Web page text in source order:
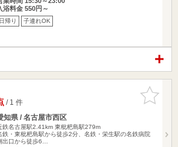
浴料金 550円～
日帰り 子連れOK
お気に入
りに追加
/ 1 件
知県 / 名古屋市西区
鉄名古屋駅2.41km 東枇杷島駅279m
鉄・東枇杷島駅から徒歩2分、名鉄・栄生駅の名鉄病院
出口から徒歩6…